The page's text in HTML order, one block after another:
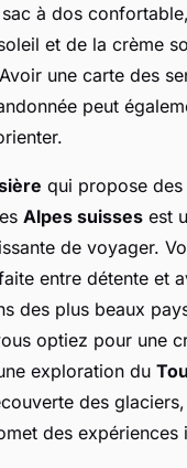
à dos
et de la crème
une carte des
peut
qui propose des
Alpes suisses est
de voyager.
entre détente et
des plus beaux
optiez pour une
exploration du
des
des expériences